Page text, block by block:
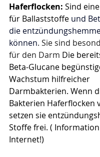
Haferflocken: Sind
für Ballaststoffe und
die
können. Sie sind
für den Darm Die
Beta-Glucane
Wachstum hilfreicher
Darmbakterien. Wenn
Bakterien Haferflocken
setzen sie
Stoffe frei. (
Internet!)